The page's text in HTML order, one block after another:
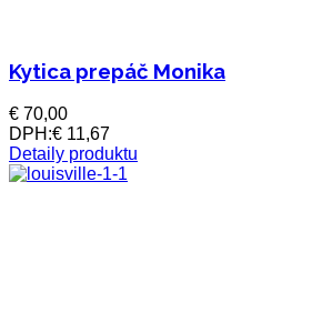
Kytica prepáč Monika
€ 70,00
DPH:€ 11,67
Detaily produktu